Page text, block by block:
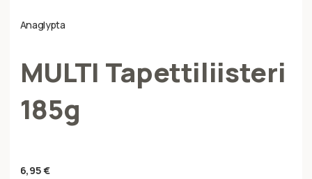
Anaglypta
MULTI Tapettiliisteri
185g
6,95€